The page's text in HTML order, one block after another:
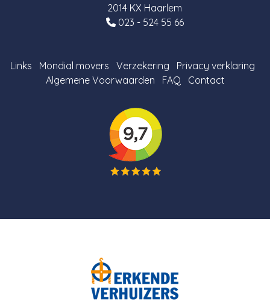
2014 KX Haarlem
023 - 524 55 66
Links Mondial movers Verzekering
Privacy verklaring
Algemene Voorwaarden
FAQ Contact